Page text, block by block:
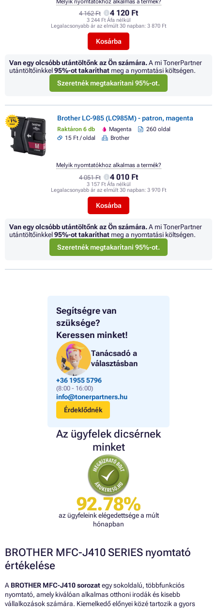
Segítségre van
szüksége?
Keressen minket!
Tanácsadó a
választásban
+36 1955 5796
(8:00 - 16:00)
info@tonerpartners.hu
Érdeklődnék
Az ügyfelek dicsérnek
minket
92.78%
az ügyfeleink elégedettsége a múlt
hónapban
4 162 Ft 4 120 Ft
3 244 Ft Áfa nélkül
Legalacsonyabb ár az elmúlt 30 napban: 3 870 Ft
Kosárba
Melyik nyomtatókhoz alkalmas a termék?
Van egy olcsóbb utántöltőnk az Ön számára.A mi TonerPartner
utántöltőinkkel95%-ot takaríthat meg a nyomtatási költségen.
Szeretnék megtakarítani 95%-ot.
FLASH
- 1%
SALE
Brother LC-985 (LC985M) - patron, magenta
Raktáron 6 db Magenta
260 oldal
15 Ft / oldal
Brother
4 051 Ft 4 010 Ft
3 157 Ft Áfa nélkül
Legalacsonyabb ár az elmúlt 30 napban: 3 970 Ft
Kosárba
Melyik nyomtatókhoz alkalmas a termék?
Van egy olcsóbb utántöltőnk az Ön számára.A mi TonerPartner
utántöltőinkkel95%-ot takaríthat meg a nyomtatási költségen.
Szeretnék megtakarítani 95%-ot.
BROTHER MFC-J410 SERIES nyomtató
értékelése
A BROTHER MFC-J410 sorozategy sokoldalú, többfunkciós
nyomtató, amely kiválóan alkalmas otthoni irodák és kisebb
vállalkozások számára. Kiemelkedő előnyei közé tartozik a gyors